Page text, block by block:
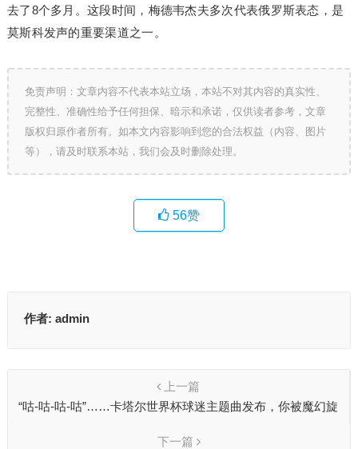
去了8个多月。这段时间，梅德韦杰夫多次代表俄罗斯表态，是
莫斯科发声的重要渠道之一。
免责声明：文章内容不代表本站立场，本站不对其内容的真实性、
完整性、准确性给予任何担保、暗示和承诺，仅供读者参考，文章
版权归原作者所有。如本文内容影响到您的合法权益（内容、图片
等），请及时联系本站，我们会及时删除处理。
56赞
作者: admin
上一篇
“咕-咕-咕-咕”……卡塔尔世界杯球迷主题曲发布，你被魔幻旋
下一篇